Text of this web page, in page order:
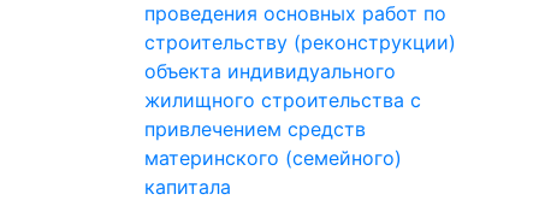
проведения основных работ по
строительству (реконструкции)
объекта индивидуального
жилищного строительства с
привлечением средств
материнского (семейного)
капитала